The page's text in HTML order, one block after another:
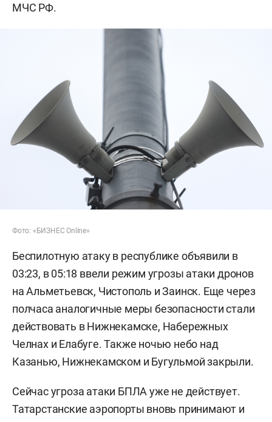
МЧС РФ.
Фото: «БИЗНЕС Online»
Беспилотную атаку в республике объявили в
03:23, в 05:18 ввели режим угрозы атаки дронов
на Альметьевск, Чистополь и Заинск. Еще через
полчаса аналогичные меры безопасности стали
действовать в Нижнекамске, Набережных
Челнах и Елабуге. Также ночью небо над
Казанью, Нижнекамском и Бугульмой закрыли.
Сейчас угроза атаки БПЛА уже не действует.
Татарстанские аэропорты вновь принимают и